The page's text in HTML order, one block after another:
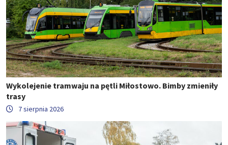
Wykolejenie tramwaju na pętli Miłostowo. Bimby zmieniły
trasy
7 sierpnia 2026